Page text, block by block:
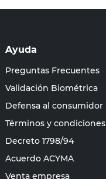
Ayuda
Preguntas Frecuentes
Validación Biométrica
Defensa al consumidor
Términos y condiciones
Decreto 1798/94
Acuerdo ACYMA
Venta empresa